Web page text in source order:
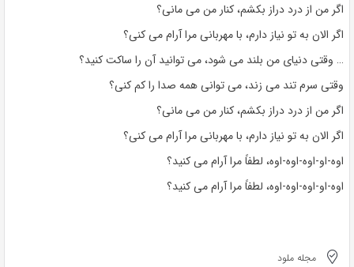
اگر من از درد دراز بکشم، کنار من می مانی؟
اگر الان به تو نیاز دارم، با مهربانی مرا آرام می کنی؟
… وقتی دنیای من بلند می شود، می توانید آن را ساکت کنید؟
وقتی سرم تند می زند، می توانی همه صدا را کم کنی؟
اگر من از درد دراز بکشم، کنار من می مانی؟
اگر الان به تو نیاز دارم، با مهربانی مرا آرام می کنی؟
اوه-او-اوه-اوه-اوه، لطفاً مرا آرام می کنید؟
اوه-او-اوه-اوه-اوه، لطفاً مرا آرام می کنید؟
مجله ملود